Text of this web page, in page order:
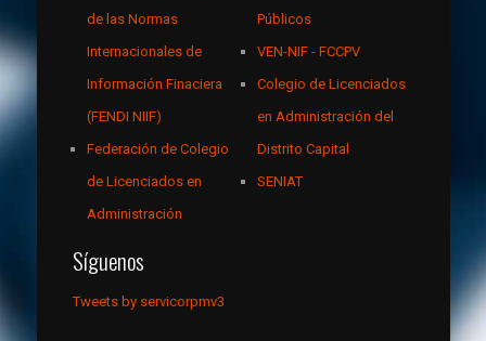
de las Normas
Internacionales de
Información Finaciera
(FENDI NIIF)
Federación de Colegio
de Licenciados en
Administración
Públicos
VEN-NIF - FCCPV
Colegio de Licenciados
en Administración del
Distrito Capital
SENIAT
Síguenos
Tweets by servicorpmv3